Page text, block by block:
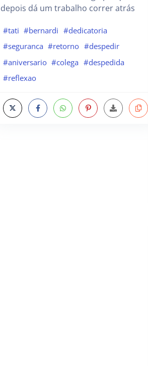
depois dá um trabalho correr atrás
#tati #bernardi #dedicatoria
#seguranca #retorno #despedir
#aniversario #colega #despedida
#reflexao